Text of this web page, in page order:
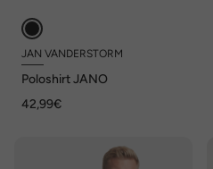
JAN VANDERSTORM
Poloshirt JANO
42,99€